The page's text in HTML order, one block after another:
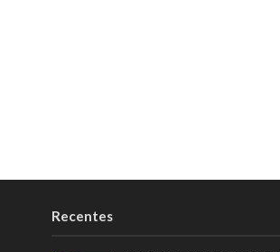
Recentes